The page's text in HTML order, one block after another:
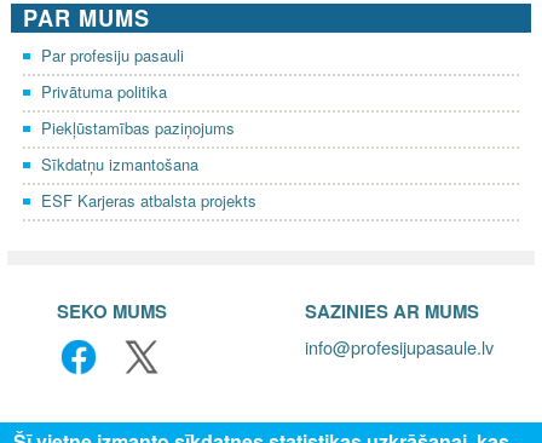
PAR MUMS
Par profesiju pasauli
Privātuma politika
Piekļūstamības paziņojums
Sīkdatņu izmantošana
ESF Karjeras atbalsta projekts
SEKO MUMS SAZINIES AR MUMS
info@profesijupasaule.lv